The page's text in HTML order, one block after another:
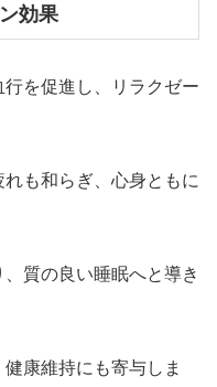
効果
を促進し、リラクゼー
も和らぎ、心身ともに
質の良い睡眠へと導き
康維持にも寄与しま